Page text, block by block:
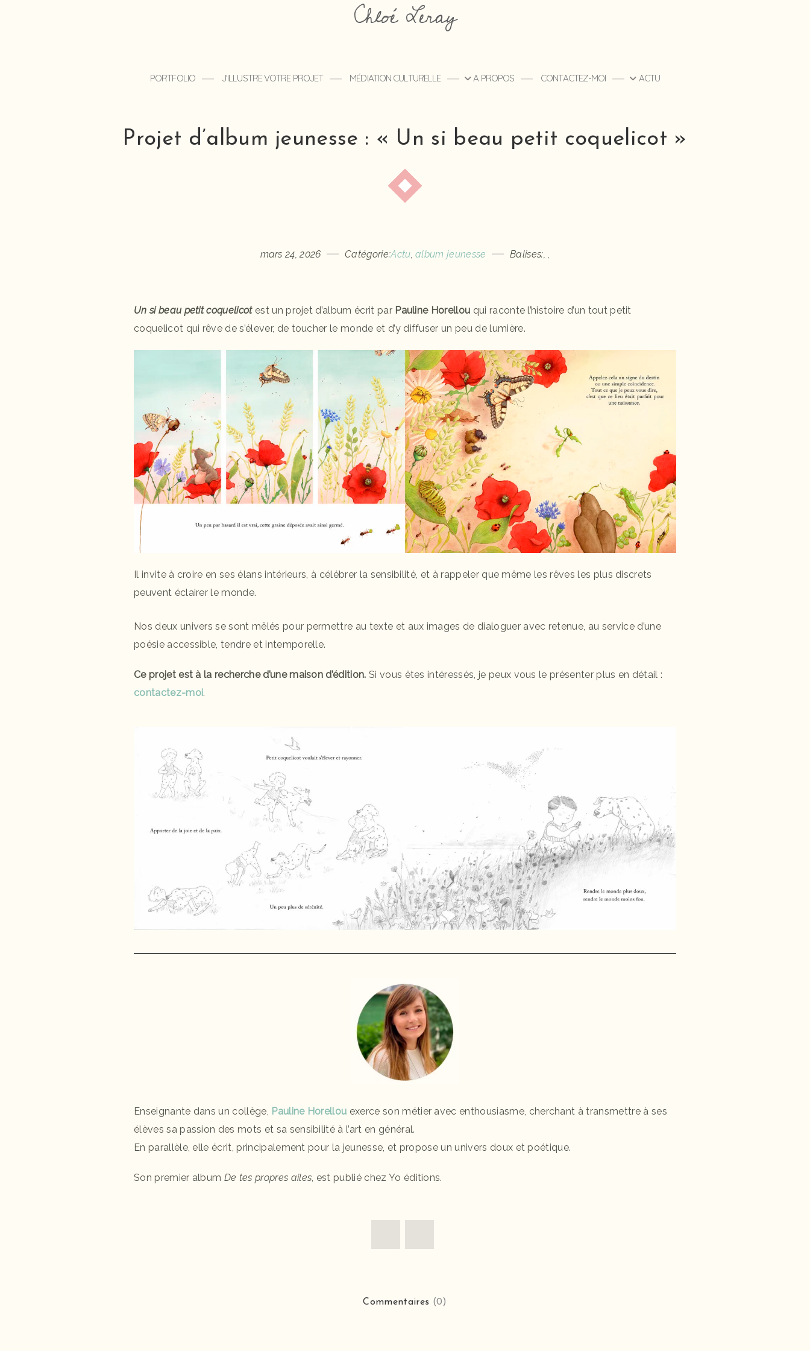
Chloé Leray
PORTFOLIO J’ILLUSTRE VOTRE PROJET MÉDIATION CULTURELLE A PROPOS CONTACTEZ-MOI ACTU
Projet d’album jeunesse : « Un si beau petit coquelicot »
mars 24, 2026 Catégorie:Actu,album jeunesse Balises:,,
Un si beau petit coquelicotest un projet d’album écrit par Pauline Horellou qui raconte l’histoire d’un tout petit
coquelicot qui rêve de s’élever, de toucher le monde et d’y diffuser un peu de lumière.
Il invite à croire en ses élans intérieurs, à célébrer la sensibilité, et à rappeler que même les rêves les plus discrets
peuvent éclairer le monde.
Nos deux univers se sont mêlés pour permettre au texte et aux images de dialoguer avec retenue, au service d’une
poésie accessible, tendre et intemporelle.
Ce projet est à la recherche d’une maison d’édition. Si vous êtes intéressés, je peux vous le présenter plus en détail :
contactez-moi.
Enseignante dans un collège, Pauline Horellou exerce son métier avec enthousiasme, cherchant à transmettre à ses
élèves sa passion des mots et sa sensibilité à l’art en général.
En parallèle, elle écrit, principalement pour la jeunesse, et propose un univers doux et poétique.
Son premier album De tes propres ailes, est publié chez Yo éditions.
Commentaires (0)